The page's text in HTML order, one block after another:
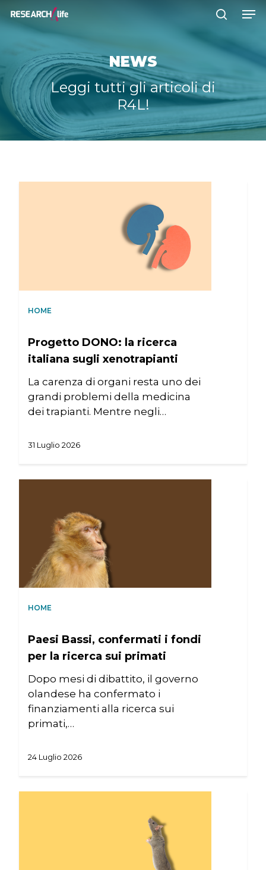
Premere INVIO per cercare o ESC
per chiudere
NEWS
Leggi tutti gli articoli di
R4L!
HOME
Progetto DONO: la ricerca
italiana sugli xenotrapianti
La carenza di organi resta uno dei
grandi problemi della medicina
dei trapianti. Mentre negli…
31 Luglio 2026
HOME
Paesi Bassi, confermati i fondi
per la ricerca sui primati
Dopo mesi di dibattito, il governo
olandese ha confermato i
finanziamenti alla ricerca sui
primati,…
24 Luglio 2026